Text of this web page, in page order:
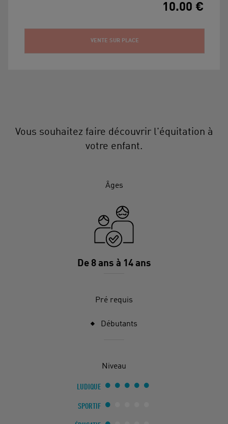
10.00 €
VENTE SUR PLACE
Vous souhaitez faire découvrir l'équitation à
votre enfant.
Âges
De 8 ans à 14 ans
Pré requis
Débutants
Niveau
LUDIQUE
SPORTIF